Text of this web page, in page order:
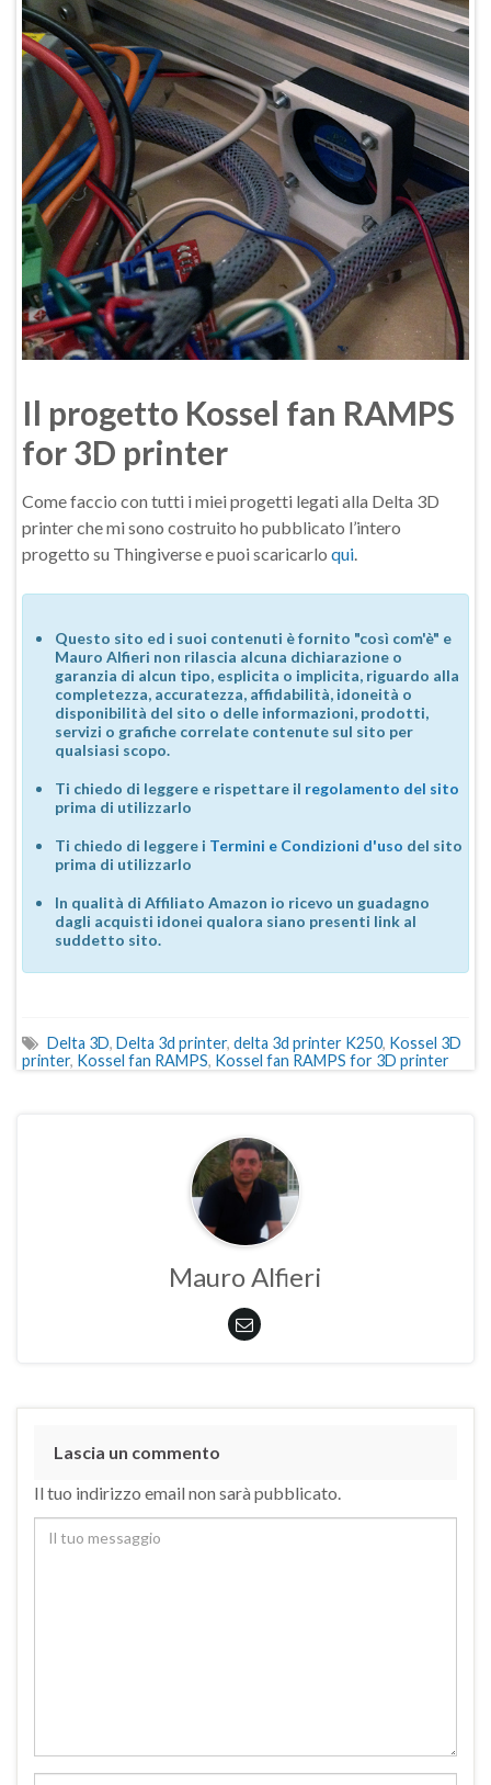
Il progetto Kossel fan RAMPS
for 3D printer
Come faccio con tutti i miei progetti legati alla Delta 3D
printer che mi sono costruito ho pubblicato l’intero
progetto su Thingiverse e puoi scaricarlo qui.
Questo sito ed i suoi contenuti è fornito "così com'è" e
Mauro Alfieri non rilascia alcuna dichiarazione o
garanzia di alcun tipo, esplicita o implicita, riguardo alla
completezza, accuratezza, affidabilità, idoneità o
disponibilità del sito o delle informazioni, prodotti,
servizi o grafiche correlate contenute sul sito per
qualsiasi scopo.
Ti chiedo di leggere e rispettare il regolamento del sito
prima di utilizzarlo
Ti chiedo di leggere i Termini e Condizioni d'uso del sito
prima di utilizzarlo
In qualità di Affiliato Amazon io ricevo un guadagno
dagli acquisti idonei qualora siano presenti link al
suddetto sito.
Delta 3D, Delta 3d printer, delta 3d printer K250, Kossel 3D
printer, Kossel fan RAMPS, Kossel fan RAMPS for 3D printer
Mauro Alfieri
Lascia un commento
Il tuo indirizzo email non sarà pubblicato.